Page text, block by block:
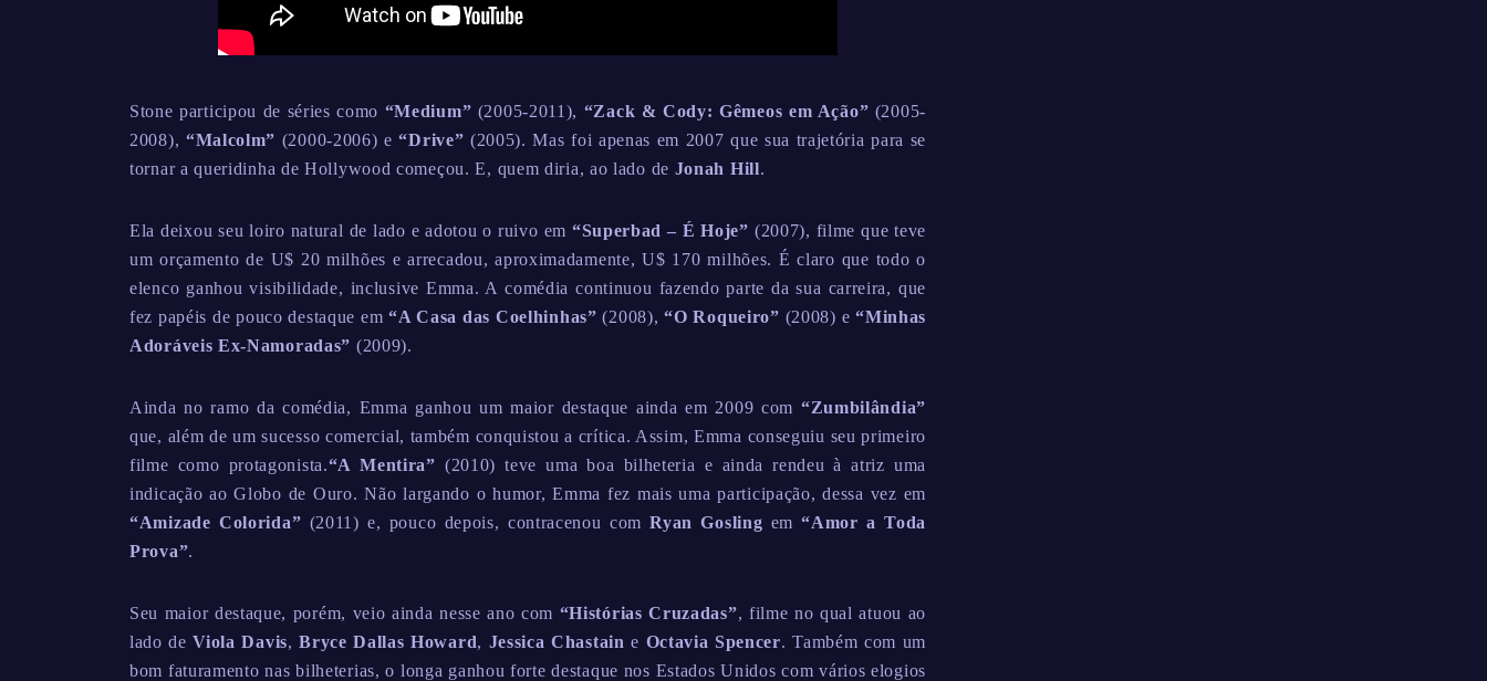
Stone participou de séries como “Medium” (2005-2011), “Zack & Cody: Gêmeos em Ação” (2005-
2008), “Malcolm” (2000-2006) e“Drive” (2005). Mas foi apenas em 2007 que sua trajetória para se
tornar a queridinha de Hollywood começou. E, quem diria, ao lado de Jonah Hill.
Ela deixou seu loiro natural de lado e adotou o ruivo em “Superbad – É Hoje” (2007), filme que teve
um orçamento de U$ 20 milhões e arrecadou, aproximadamente, U$ 170 milhões. É claro que todo o
elenco ganhou visibilidade, inclusive Emma. A comédia continuou fazendo parte da sua carreira, que
fez papéis de pouco destaque em“A Casa das Coelhinhas” (2008),“O Roqueiro” (2008) e“Minhas
Adoráveis Ex-Namoradas” (2009).
Ainda no ramo da comédia, Emma ganhou um maior destaque ainda em 2009 com “Zumbilândia”
que, além de um sucesso comercial, também conquistou a crítica. Assim, Emma conseguiu seu primeiro
filme como protagonista.“A Mentira” (2010) teve uma boa bilheteria e ainda rendeu à atriz uma
indicação ao Globo de Ouro. Não largando o humor, Emma fez mais uma participação, dessa vez em
“Amizade Colorida” (2011) e, pouco depois, contracenou comRyan Gosling em“Amor a Toda
Prova”.
Seu maior destaque, porém, veio ainda nesse ano com “Histórias Cruzadas”, filme no qual atuou ao
lado deViola Davis,Bryce Dallas Howard, Jessica Chastain e Octavia Spencer. Também com um
bom faturamento nas bilheterias, o longa ganhou forte destaque nos Estados Unidos com vários elogios